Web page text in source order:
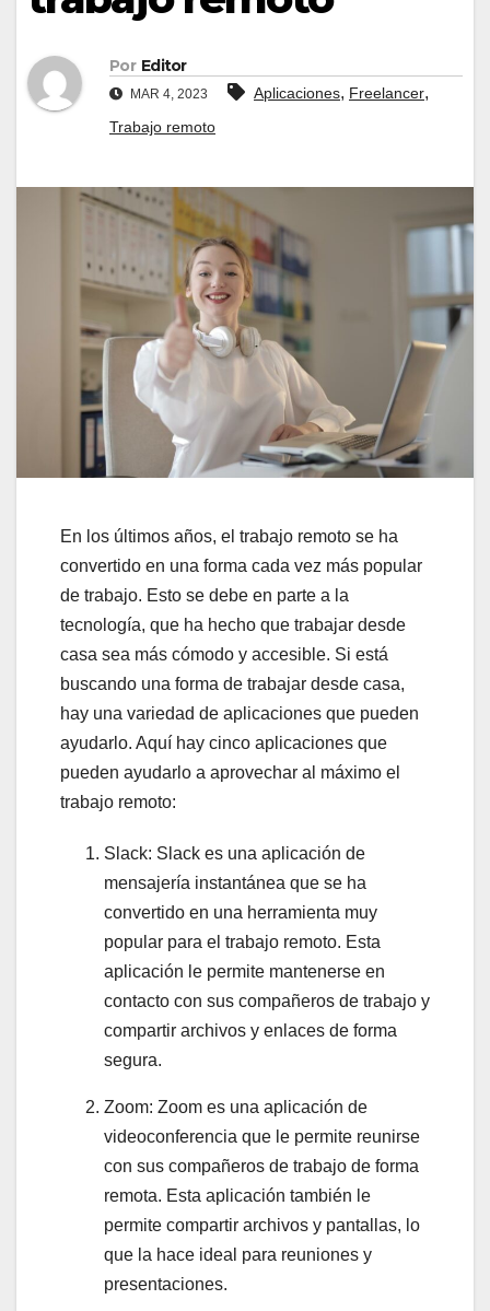
Por Editor
MAR 4, 2023 Aplicaciones, Freelancer,
Trabajo remoto
En los últimos años, el trabajo remoto se ha
convertido en una forma cada vez más popular
de trabajo. Esto se debe en parte a la
tecnología, que ha hecho que trabajar desde
casa sea más cómodo y accesible. Si está
buscando una forma de trabajar desde casa,
hay una variedad de aplicaciones que pueden
ayudarlo. Aquí hay cinco aplicaciones que
pueden ayudarlo a aprovechar al máximo el
trabajo remoto:
Slack: Slack es una aplicación de
mensajería instantánea que se ha
convertido en una herramienta muy
popular para el trabajo remoto. Esta
aplicación le permite mantenerse en
contacto con sus compañeros de trabajo y
compartir archivos y enlaces de forma
segura.
Zoom: Zoom es una aplicación de
videoconferencia que le permite reunirse
con sus compañeros de trabajo de forma
remota. Esta aplicación también le
permite compartir archivos y pantallas, lo
que la hace ideal para reuniones y
presentaciones.